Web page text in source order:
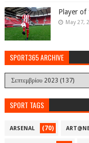
Player of
May 27,
SPORT365 ARCHIVE
SPORT TAGS
ARSENAL (70)